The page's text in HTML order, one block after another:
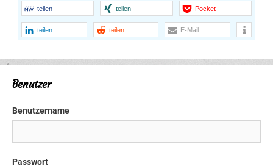
teilen teilen Pocket
teilen teilen E-Mail
Benutzer
Benutzername
Passwort